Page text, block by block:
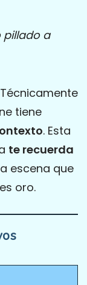
pillado a
tiene
. Esta
te recuerda
escena que
oro.